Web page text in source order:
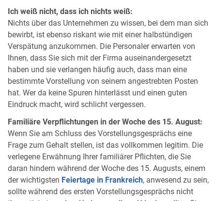
Ich weiß nicht, dass ich nichts weiß:
Nichts über das Unternehmen zu wissen, bei dem man sich
bewirbt, ist ebenso riskant wie mit einer halbstündigen
Verspätung anzukommen. Die Personaler erwarten von
Ihnen, dass Sie sich mit der Firma auseinandergesetzt
haben und sie verlangen häufig auch, dass man eine
bestimmte Vorstellung von seinem angestrebten Posten
hat. Wer da keine Spuren hinterlässt und einen guten
Eindruck macht, wird schlicht vergessen.
Familiäre Verpflichtungen in der Woche des 15. August:
Wenn Sie am Schluss des Vorstellungsgesprächs eine
Frage zum Gehalt stellen, ist das vollkommen legitim. Die
verlegene Erwähnung Ihrer familiärer Pflichten, die Sie
daran hindern während der Woche des 15. Augusts, einem
der wichtigsten Feiertage in Frankreich, anwesend zu sein,
sollte während des ersten Vorstellungsgesprächs nicht